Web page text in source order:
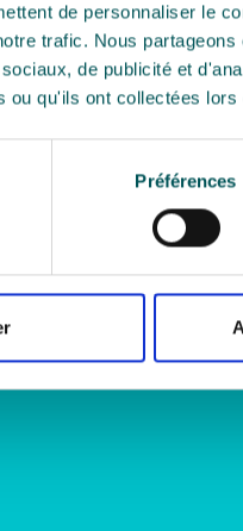
de personnaliser le
trafic. Nous
de publicité et
ou qu'ils ont collectées
Préférences